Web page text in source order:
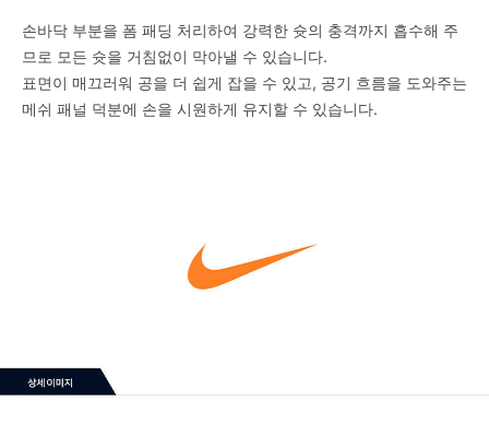
손바닥 부분을 폼 패딩 처리하여 강력한 슛의 충격까지 흡수해 주
므로 모든 슛을 거침없이 막아낼 수 있습니다.
표면이 매끄러워 공을 더 쉽게 잡을 수 있고, 공기 흐름을 도와주는
메쉬 패널 덕분에 손을 시원하게 유지할 수 있습니다.